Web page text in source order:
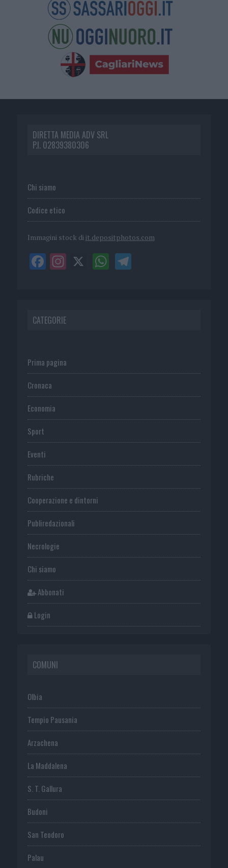
DIRETTA MEDIA ADV SRL
P.I. 02839380306
Chi siamo
Codice etico
Immagini stock di it.depositphotos.com
CATEGORIE
Prima pagina
Cronaca
Economia
Sport
Eventi
Rubriche
Cooperazione e dintorni
Publiredazionali
Necrologie
Chi siamo
Abbonati
Login
COMUNI
Olbia
Tempio Pausania
Arzachena
La Maddalena
S. T. Gallura
Budoni
San Teodoro
Palau